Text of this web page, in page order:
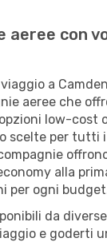
aeree con
a
aeree che
low-cost
scelte per tutti
alla
per ogni
da
e goderti